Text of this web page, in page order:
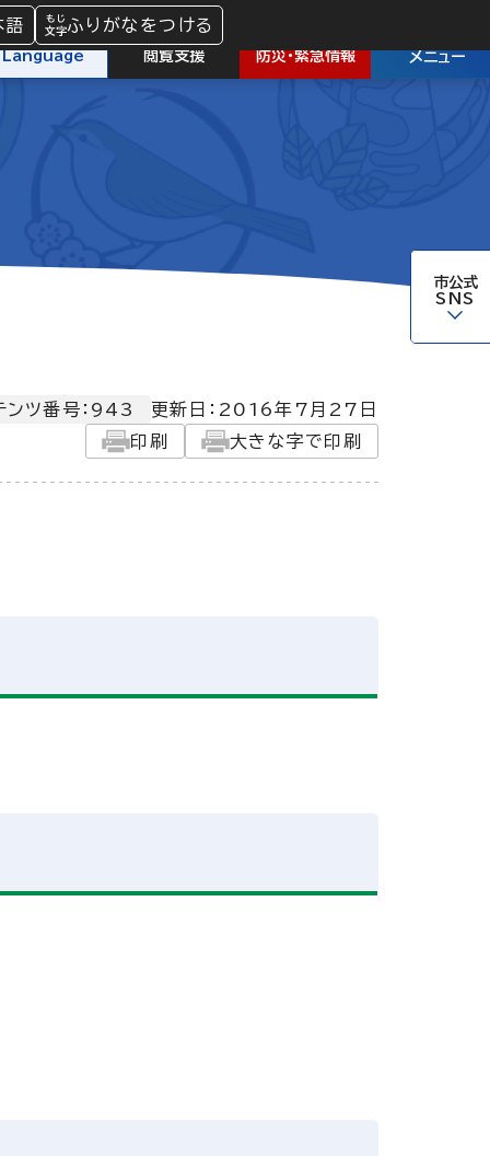
語 ふりがなをつける
Language 閲覧支援 防災・緊急情報 メニュー
市公式
SNS
ンツ番号：943 更新日： 2016年7月27日
印刷
大きな字で印刷